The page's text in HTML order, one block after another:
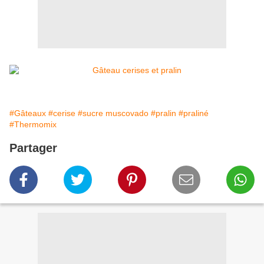
#Gâteaux #cerise #sucre muscovado #pralin #praliné
#Thermomix
Partager